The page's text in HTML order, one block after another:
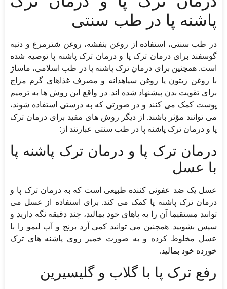
پاشنه پا در طب سنتی
در طب سنتی، استفاده از روغن بنفشه، روغن شترمرغ و دنبه
گوسفند برای درمان ترک پا و درمان ترک پاشنه پا توصیه شده
است. همچنین برای درمان ترک پاشنه پا در طب اسلامی، ماساژ
با روغن زیتون یا روغن سیاهدانه و مصرف غذاهای گرم مزاج
برای تقویت بدن پیشنهاد شده اند. در واقع این روش ها به ترمیم
پوست کمک می کنند و در صورتی که به درستی استفاده شوند،
می توانند مؤثر باشند. از دیگر روش های مفید برای درمان ترک
پا و درمان ترک پاشنه پا در طب سنتی عبارتند از:
درمان ترک پا و درمان ترک پاشنه پا
با عسل
عسل یک ضد عفونی کننده طبیعی است که به درمان ترک پا و
درمان ترک پاشنه پا کمک می کند. برای استفاده از عسل می
توانید مستقیما آن را به پاهای خود بمالید، چند دقیقه نگه دارید و
سپس بشویید. همچنین می توانید کمی آرد برنج و آب لیمو را با
عسل مخلوط کرده و به صورت خمیر روی پاشنه های ترک
خورده خود بمالید.
رفع ترک پا با گلاب و گلیسیرین